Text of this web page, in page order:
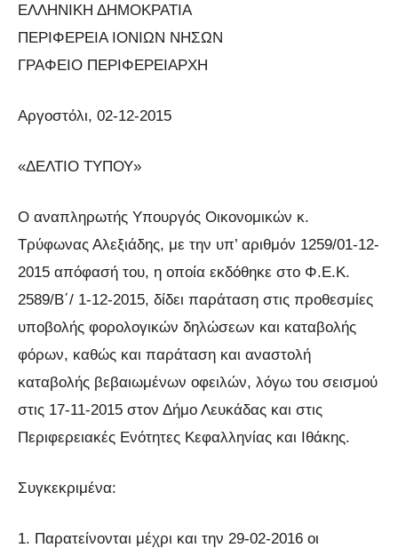
ΕΛΛΗΝΙΚΗ ΔΗΜΟΚΡΑΤΙΑ
ΠΕΡΙΦΕΡΕΙΑ ΙΟΝΙΩΝ ΝΗΣΩΝ
ΓΡΑΦΕΙΟ ΠΕΡΙΦΕΡΕΙΑΡΧΗ
Αργοστόλι, 02-12-2015
«ΔΕΛΤΙΟ ΤΥΠΟΥ»
Ο αναπληρωτής Υπουργός Οικονομικών κ.
Τρύφωνας Αλεξιάδης, με την υπ’ αριθμόν 1259/01-12-
2015 απόφασή του, η οποία εκδόθηκε στο Φ.Ε.Κ.
2589/Β΄/ 1-12-2015, δίδει παράταση στις προθεσμίες
υποβολής φορολογικών δηλώσεων και καταβολής
φόρων, καθώς και παράταση και αναστολή
καταβολής βεβαιωμένων οφειλών, λόγω του σεισμού
στις 17-11-2015 στον Δήμο Λευκάδας και στις
Περιφερειακές Ενότητες Κεφαλληνίας και Ιθάκης.
Συγκεκριμένα:
1. Παρατείνονται μέχρι και την 29-02-2016 οι